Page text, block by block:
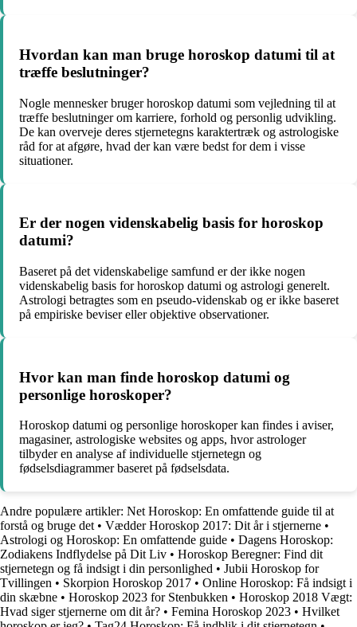
Hvordan kan man bruge horoskop datumi til at
træffe beslutninger?
Nogle mennesker bruger horoskop datumi som vejledning til at
træffe beslutninger om karriere, forhold og personlig udvikling.
De kan overveje deres stjernetegns karaktertræk og astrologiske
råd for at afgøre, hvad der kan være bedst for dem i visse
situationer.
Er der nogen videnskabelig basis for horoskop
datumi?
Baseret på det videnskabelige samfund er der ikke nogen
videnskabelig basis for horoskop datumi og astrologi generelt.
Astrologi betragtes som en pseudo-videnskab og er ikke baseret
på empiriske beviser eller objektive observationer.
Hvor kan man finde horoskop datumi og
personlige horoskoper?
Horoskop datumi og personlige horoskoper kan findes i aviser,
magasiner, astrologiske websites og apps, hvor astrologer
tilbyder en analyse af individuelle stjernetegn og
fødselsdiagrammer baseret på fødselsdata.
Andre populære artikler: Net Horoskop: En omfattende guide til at
forstå og bruge det • Vædder Horoskop 2017: Dit år i stjernerne •
Astrologi og Horoskop: En omfattende guide • Dagens Horoskop:
Zodiakens Indflydelse på Dit Liv • Horoskop Beregner: Find dit
stjernetegn og få indsigt i din personlighed • Jubii Horoskop for
Tvillingen • Skorpion Horoskop 2017 • Online Horoskop: Få indsigt i
din skæbne • Horoskop 2023 for Stenbukken • Horoskop 2018 Vægt:
Hvad siger stjernerne om dit år? • Femina Horoskop 2023 • Hvilket